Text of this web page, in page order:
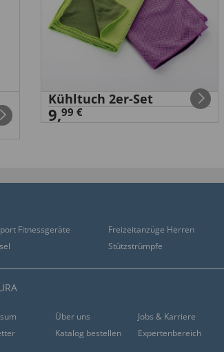
Kühltuch 2er-Set
9,99 €
Fitnessgeräte Freizeitanzüge Herren
Stützstrümpfe
Über uns
Jobs & Karriere
Katalog bestellen Expertenbereich